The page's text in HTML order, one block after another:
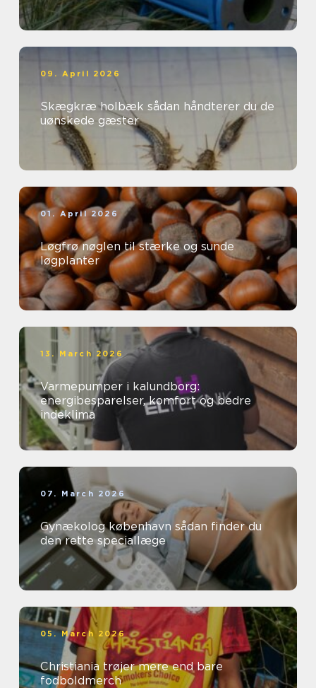
09. April 2026
Skægkræ holbæk sådan håndterer du de
uønskede gæster
01. April 2026
Løgfrø nøglen til stærke og sunde
løgplanter
13. March 2026
Varmepumper i kalundborg:
energibesparelser, komfort og bedre
indeklima
07. March 2026
Gynækolog københavn sådan finder du
den rette speciallæge
05. March 2026
Christiania trøjer mere end bare
fodboldmerch